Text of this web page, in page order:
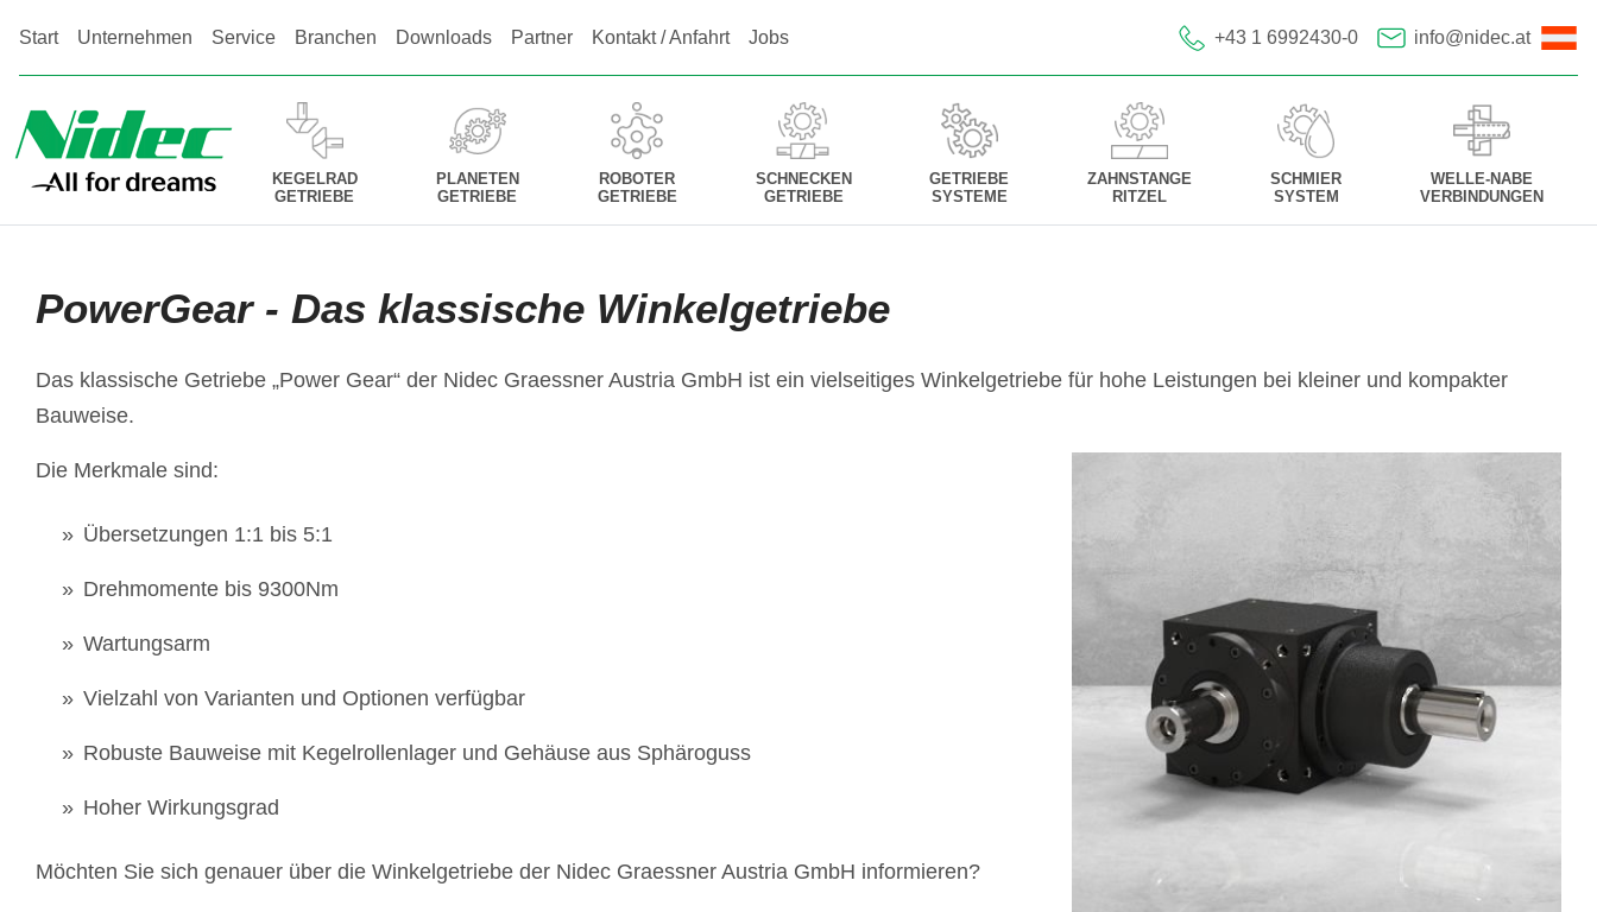
Start Unternehmen Service Branchen Downloads Partner Kontakt / Anfahrt Jobs +43 1 6992430-0 info@nidec.at
KEGELRAD
GETRIEBE
PLANETEN
GETRIEBE
ROBOTER
GETRIEBE
SCHNECKEN
GETRIEBE
GETRIEBE
SYSTEME
ZAHNSTANGE
RITZEL
SCHMIER
SYSTEM
WELLE-NABE
VERBINDUNGEN
PowerGear - Das klassische Winkelgetriebe
Das klassische Getriebe „Power Gear“ der Nidec Graessner Austria GmbH ist ein vielseitiges Winkelgetriebe für hohe Leistungen bei kleiner und kompakter
Bauweise.
Die Merkmale sind:
Übersetzungen 1:1 bis 5:1
Drehmomente bis 9300Nm
Wartungsarm
Vielzahl von Varianten und Optionen verfügbar
Robuste Bauweise mit Kegelrollenlager und Gehäuse aus Sphäroguss
Hoher Wirkungsgrad
Möchten Sie sich genauer über die Winkelgetriebe der Nidec Graessner Austria GmbH informieren?